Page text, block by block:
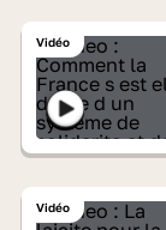
Vidéo
Vidéo